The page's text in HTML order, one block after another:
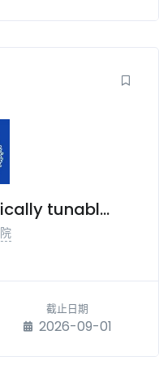
tunabl...
截止日期
2026-09-01